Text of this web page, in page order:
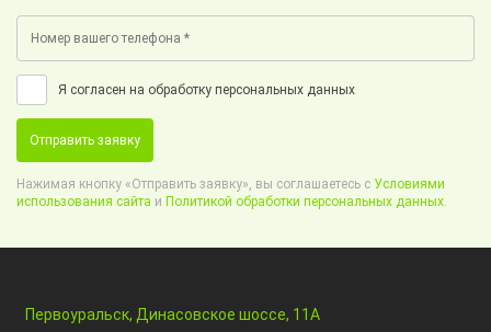
Я согласен на обработку персональных данных
Отправить заявку
Нажимая кнопку «Отправить заявку», вы соглашаетесь с Условиями
использования сайта и Политикой обработки персональных данных.
Первоуральск, Динасовское шоссе, 11А